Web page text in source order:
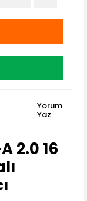
Yorum
Yaz
2.0 16